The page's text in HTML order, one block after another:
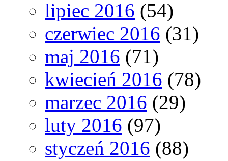
lipiec 2016 (54)
czerwiec 2016 (31)
maj 2016 (71)
kwiecień 2016 (78)
marzec 2016 (29)
luty 2016 (97)
styczeń 2016 (88)